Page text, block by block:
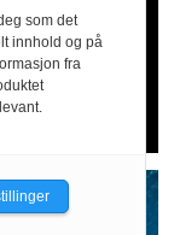
og
som det
innhold og på
fra